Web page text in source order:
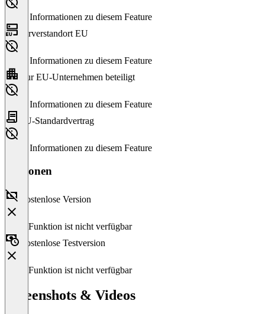
Keine Informationen zu diesem Feature
Serverstandort EU
Keine Informationen zu diesem Feature
Nur EU-Unternehmen beteiligt
Keine Informationen zu diesem Feature
EU-Standardvertrag
Keine Informationen zu diesem Feature
Versionen
Kostenlose Version
Diese Funktion ist nicht verfügbar
Kostenlose Testversion
Diese Funktion ist nicht verfügbar
Screenshots & Videos